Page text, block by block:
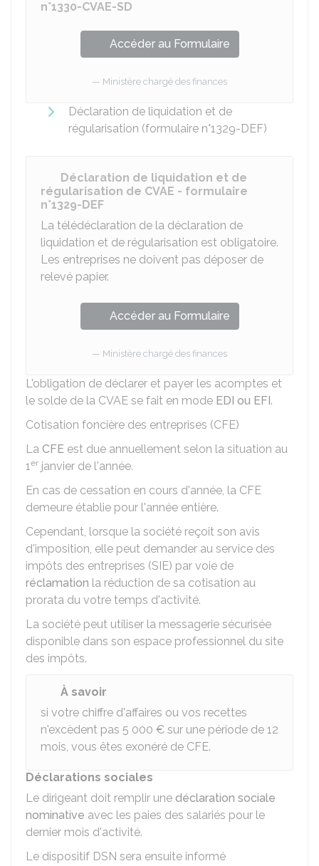
n°1330-CVAE-SD
Accéder au Formulaire
Ministère chargé des finances
Déclaration de liquidation et de
régularisation (formulaire n°1329-DEF)
Déclaration de liquidation et de
régularisation de CVAE - formulaire
n°1329-DEF
La télédéclaration de la déclaration de
liquidation et de régularisation est obligatoire.
Les entreprises ne doivent pas déposer de
relevé papier.
Accéder au Formulaire
Ministère chargé des finances
L'obligation de déclarer et payer les acomptes et
le solde de la CVAE se fait en mode EDI ou EFI.
Cotisation foncière des entreprises (CFE)
La CFE est due annuellement selon la situation au
1er janvier de l'année.
En cas de cessation en cours d'année, la CFE
demeure établie pour l'année entière.
Cependant, lorsque la société reçoit son avis
d'imposition, elle peut demander au service des
impôts des entreprises (SIE) par voie de
réclamation la réduction de sa cotisation au
prorata du votre temps d'activité.
La société peut utiliser la messagerie sécurisée
disponible dans son espace professionnel du site
des impôts.
À savoir
si votre chiffre d'affaires ou vos recettes
n'excèdent pas 5 000 € sur une période de 12
mois, vous êtes exonéré de CFE.
Déclarations sociales
Le dirigeant doit remplir une déclaration sociale
nominative avec les paies des salariés pour le
dernier mois d'activité.
Le dispositif DSN sera ensuite informé